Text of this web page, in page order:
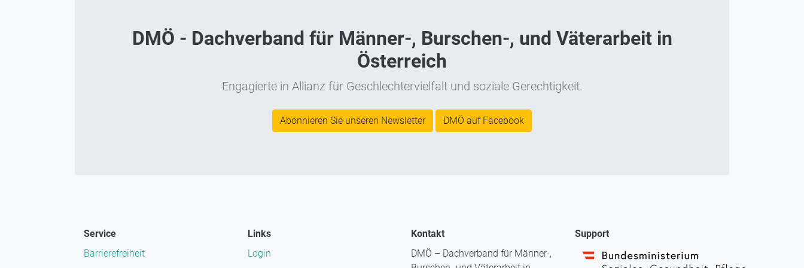
DMÖ - Dachverband für Männer-, Burschen-, und Väterarbeit in
Österreich
Engagierte in Allianz für Geschlechtervielfalt und soziale Gerechtigkeit.
Abonnieren Sie unseren Newsletter DMÖ auf Facebook
Service
Barrierefreiheit
Links
Login
Kontakt
DMÖ – Dachverband für Männer-,
Support